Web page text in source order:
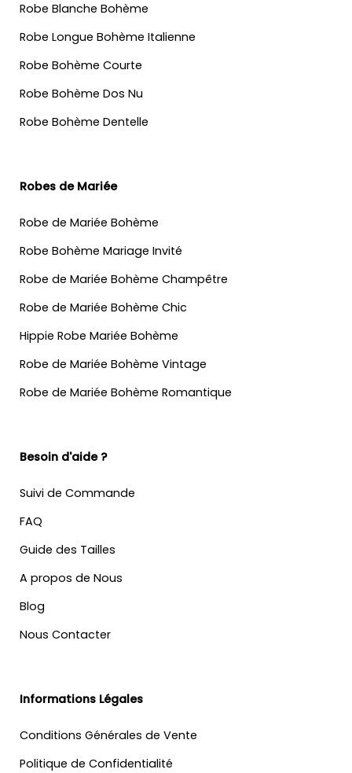
Robe Blanche Bohème
Robe Longue Bohème Italienne
Robe Bohème Courte
Robe Bohème Dos Nu
Robe Bohème Dentelle
Robes de Mariée
Robe de Mariée Bohème
Robe Bohème Mariage Invité
Robe de Mariée Bohème Champêtre
Robe de Mariée Bohème Chic
Hippie Robe Mariée Bohème
Robe de Mariée Bohème Vintage
Robe de Mariée Bohème Romantique
Besoin d'aide ?
Suivi de Commande
FAQ
Guide des Tailles
A propos de Nous
Blog
Nous Contacter
Informations Légales
Conditions Générales de Vente
Politique de Confidentialité